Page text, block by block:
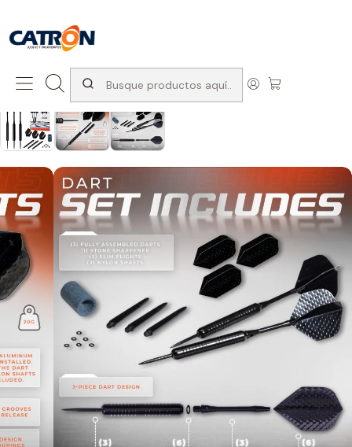
Inicio Productos